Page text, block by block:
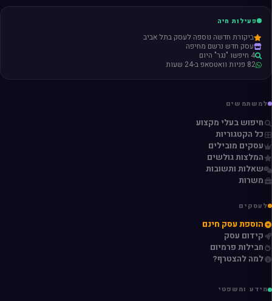
פעילות חיה
ביקורת חדשה נוספה לעסק בתל אביב
עסק חדש נרשם מחיפה
4 חיפשו "נגר" היום
82 פניות וואטסאפ ב-24 שעות
למשתמשים
חיפוש בעלי מקצוע
כל הקטגוריות
עסקים מובילים
המלצות גולשים
שאלות ותשובות
משרות
לעסקים
הוספת עסק חינם
קידום עסק
חבילות פרמיום
למה להצטרף?
מידע ומשפטי